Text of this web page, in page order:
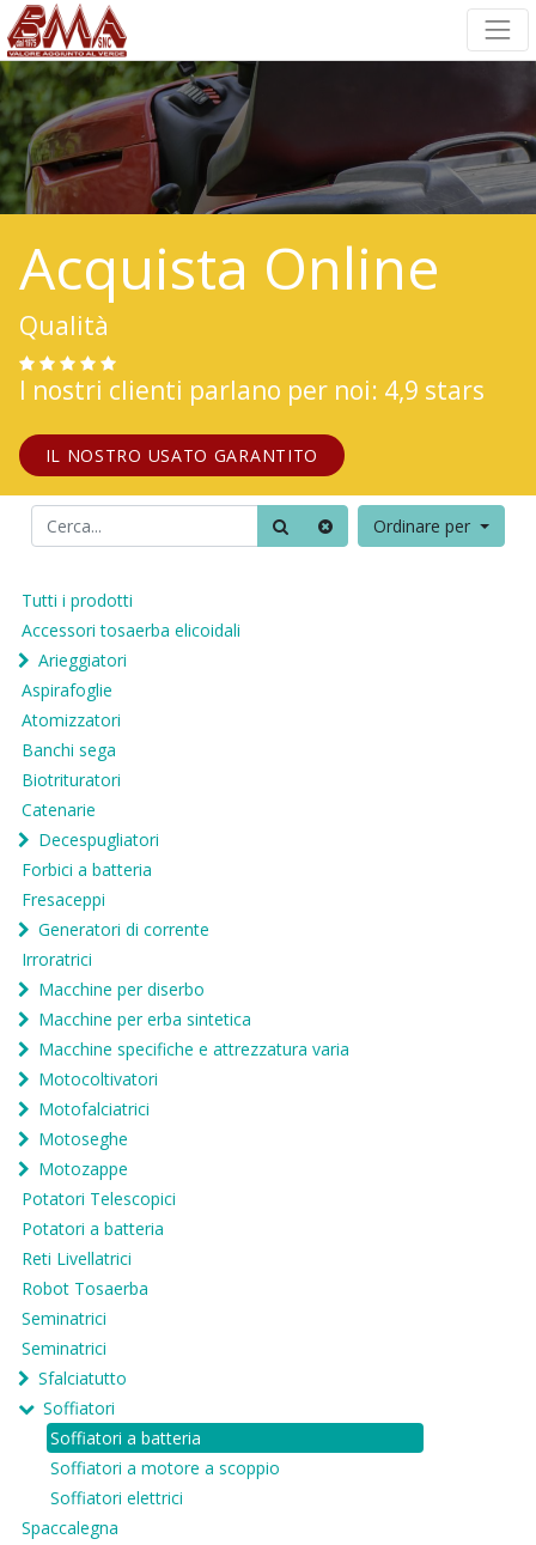
Acquista Online
Qualità
I nostri clienti parlano per noi: 4,9 stars
IL NOSTRO USATO GARANTITO
Ordinare per
Tutti i prodotti
Accessori tosaerba elicoidali
Arieggiatori
Aspirafoglie
Atomizzatori
Banchi sega
Biotrituratori
Catenarie
Decespugliatori
Forbici a batteria
Fresaceppi
Generatori di corrente
Irroratrici
Macchine per diserbo
Macchine per erba sintetica
Macchine specifiche e attrezzatura varia
Motocoltivatori
Motofalciatrici
Motoseghe
Motozappe
Potatori Telescopici
Potatori a batteria
Reti Livellatrici
Robot Tosaerba
Seminatrici
Seminatrici
Sfalciatutto
Soffiatori
Soffiatori a batteria
Soffiatori a motore a scoppio
Soffiatori elettrici
Spaccalegna